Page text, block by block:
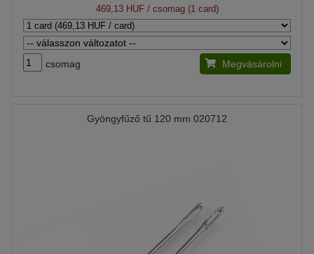
469,13 HUF/ csomag (1 card)
csomag Megvásárolni
Gyöngyfűző tű 120 mm 020712